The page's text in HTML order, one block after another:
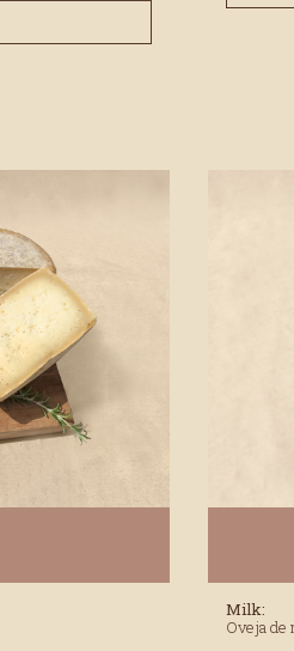
Milk:
Oveja de